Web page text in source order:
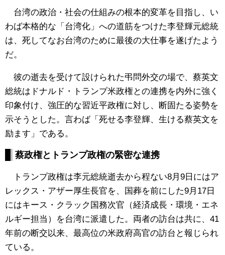
台湾の政治・社会の仕組みの根本的変革を目指し、い
わば本格的な「台湾化」への道筋をつけた李登輝元総統
は、死してなお台湾のために最後の大仕事を遂げたよう
だ。
彼の逝去を受けて設けられた弔問外交の場で、蔡英文
総統はドナルド・トランプ米政権との連携を内外に強く
印象付け、強圧的な習近平政権に対し、断固たる姿勢を
示そうとした。言わば「死せる李登輝、生ける蔡英文を
励ます」である。
蔡政権とトランプ政権の緊密な連携
トランプ政権は李元総統逝去から程ない8月9日にはア
レックス・アザー厚生長官を、国葬を前にした9月17日
にはキース・クラック国務次官（経済成長・環境・エネ
ルギー担当）を台湾に派遣した。両者の訪台は共に、41
年前の断交以来、最高位の米政府高官の訪台と報じられ
ている。